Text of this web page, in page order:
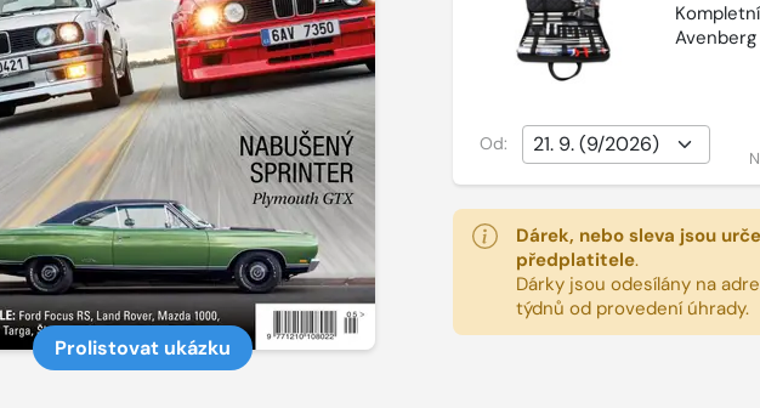
Prolistovat ukázku
Avenberg
Od:
Dárek, nebo sleva jsou
předplatitele.
Dárky jsou odesílány na
týdnů od provedení úhrady.